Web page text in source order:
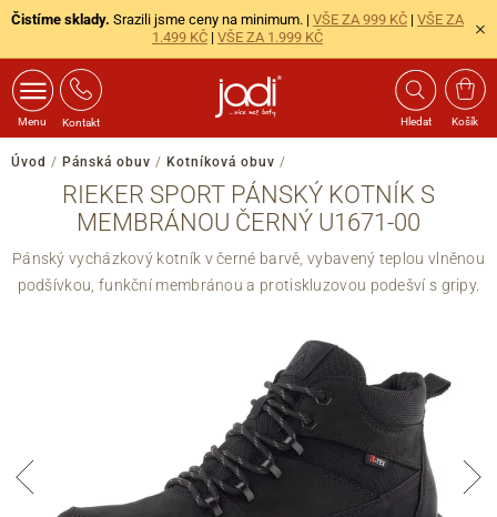
Čistíme sklady. Srazili jsme ceny na minimum. | VŠE ZA 999 KČ | VŠE ZA
1.499 KČ | VŠE ZA 1.999 KČ
Menu Kontakt Hledat Košík
Úvod / Pánská obuv / Kotníková obuv /
RIEKER SPORT PÁNSKÝ KOTNÍK S
MEMBRÁNOU ČERNÝ U1671-00
Pánský vycházkový kotník v černé barvě, vybavený teplou vlněnou
podšívkou, funkční membránou a protiskluzovou podešví s gripy.